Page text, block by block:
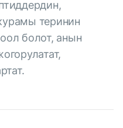
теринин
болот, анын